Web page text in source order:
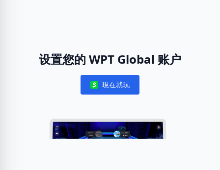
设置您的 WPT Global 账户
Notifications
現在就玩